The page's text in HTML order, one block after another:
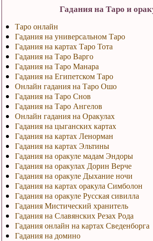
Гадания на Таро и
Таро онлайн
Гадания на универсальном Таро
Гадания на картах Таро Тота
Гадания на Таро Варго
Гадания на Таро Манара
Гадания на Египетском Таро
Онлайн гадания на Таро Ошо
Гадания на Таро Снов
Гадания на Таро Ангелов
Онлайн гадания на Оракулах
Гадания на цыганских картах
Гадания на картах Ленорман
Гадания на картах Эльтины
Гадания на оракуле мадам Эндоры
Гадания на оракулах Дорин Верче
Гадания на оракуле Дыхание ночи
Гадания на картах оракула Симболон
Гадания на оракуле Русская сивилла
Гадания Мистический хранитель
Гадания на Славянских Резах Рода
Гадания онлайн на картах Сведенборга
Гадания на домино